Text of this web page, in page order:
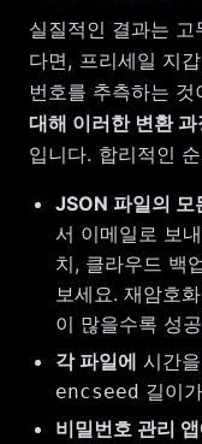
실질적인 결과는
다면, 프리세일 지
번호를 추측하는 것
대해 이러한 변환
입니다. 합리적인
JSON 파일의 모
서 이메일로 보
치, 클라우드 백
보세요. 재암호
이 많을수록 성
각 파일에 시간
encseed 길이
비밀번호 관리